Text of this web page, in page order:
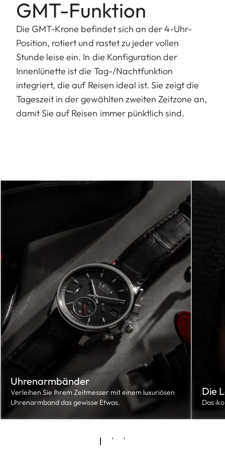
GMT-Funktion
Die GMT-Krone befindet sich an der 4-Uhr-
Position, rotiert und rastet zu jeder vollen
Stunde leise ein. In die Konfiguration der
Innenlünette ist die Tag-/Nachtfunktion
integriert, die auf Reisen ideal ist. Sie zeigt die
Tageszeit in der gewählten zweiten Zeitzone an,
damit Sie auf Reisen immer pünktlich sind.
Uhrenarmbänder
Verleihen Sie Ihrem Zeitmesser mit einem luxuriösen
Uhrenarmband das gewisse Etwas.
Die
Das